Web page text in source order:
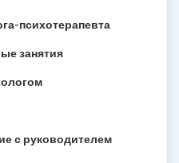
психотерапевта
занятия
с руководителем